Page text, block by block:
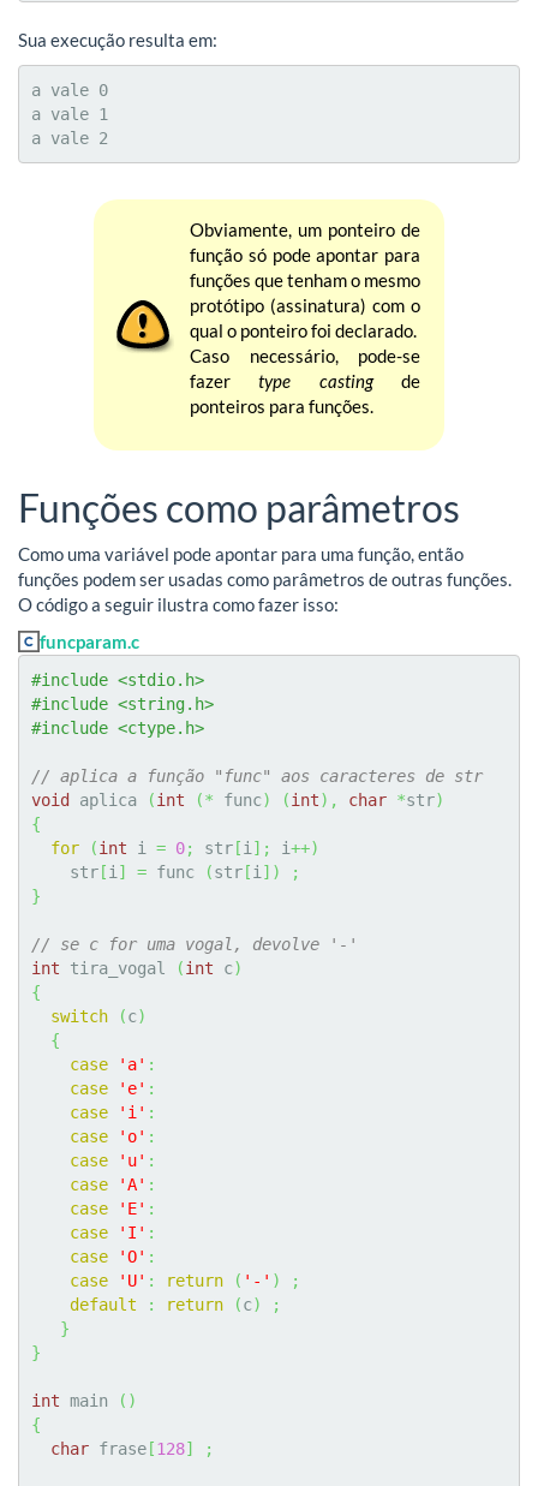
Sua execução resulta em:
a vale 0
a vale 1
a vale 2
Obviamente, um ponteiro de
função só pode apontar para
funções que tenham o mesmo
protótipo (assinatura) com o
qual o ponteiro foi declarado.
Caso necessário, pode-se
fazertype castingde
ponteiros para funções.
Funções como parâmetros
Como uma variável pode apontar para uma função, então
funções podem ser usadas como parâmetros de outras funções.
O código a seguir ilustra como fazer isso:
funcparam.c
#include <stdio.h>
#include <string.h>
#include <ctype.h>
// aplica a função "func" aos caracteres de str
void
aplica (int (* func) (int) , char *str)
{
for
(int i = 0; str [i ] ; i++)
    str
[i ] = func (str [i ] )
;
}
// se c for uma vogal, devolve '-'
int tira_vogal (int c)
{
switch
(c)
{
case
'a' :
case
'e' :
case
'i' :
case
'o' :
case
'u' :
case
'A' :
case
'E' :
case
'I' :
case
'O' :
case
'U' : return ( '-' )
;
default
: return (c)
;
}
}
int main ( )
{
char frase [128] ;